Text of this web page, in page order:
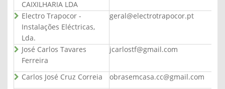
CAIXILHARIA LDA
Electro Trapocor -
Instalações Eléctricas,
Lda.
geral@electrotrapocor.pt
José Carlos Tavares
Ferreira
jcarlostf@gmail.com
Carlos José Cruz Correia
obrasemcasa.cc@gmail.com